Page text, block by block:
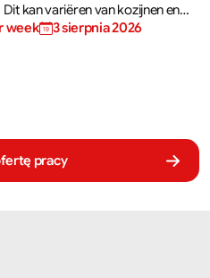
kan variëren van kozijnen en
dakconstructies en
week 3 sierpnia 2026
pracy